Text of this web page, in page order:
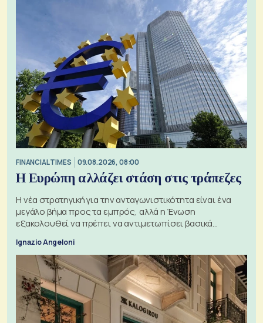
FINANCIAL TIMES 09.08.2026, 08:00
Η Ευρώπη αλλάζει στάση στις τράπεζες
Η νέα στρατηγική για την ανταγωνιστικότητα είναι ένα
μεγάλο βήμα προς τα εμπρός, αλλά η Ένωση
εξακολουθεί να πρέπει να αντιμετωπίσει βασικά
Ignazio Angeloni